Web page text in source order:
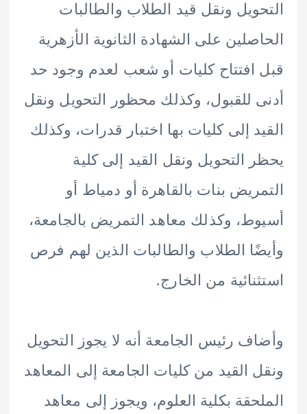
ونقل قيد الطلاب والطالبات
على الشهادة الثانوية الأزهرية
افتتاح كليات أو شعب لعدم وجود حد
للقبول، وكذلك محظور التحويل ونقل
إلى كليات بها اختبار قدرات، وكذلك
التحويل ونقل القيد إلى كلية
بنات بالقاهرة أو دمياط أو
وكذلك معاهد التمريض بالجامعة،
الطلاب والطالبات الذين لهم فرص
من الخارج.
رئيس الجامعة أنه لا يجوز التحويل
القيد من كليات الجامعة إلى المعاهد
بكلية العلوم، ويجوز إلى معاهد